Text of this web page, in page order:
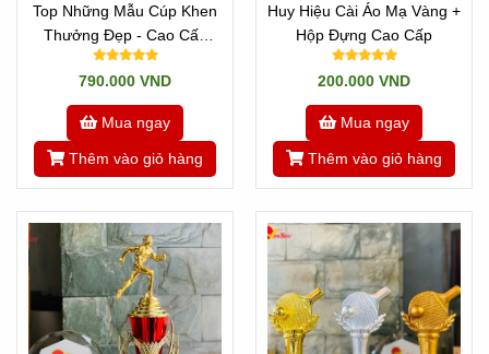
Top Những Mẫu Cúp Khen
Thưởng Đẹp - Cao Cấp
Sao Lửa
790.000 VND
Mua ngay
Thêm vào giỏ hàng
Huy Hiệu Cài Áo Mạ Vàng +
Hộp Đựng Cao Cấp
200.000 VND
Mua ngay
Thêm vào giỏ hàng